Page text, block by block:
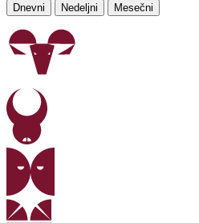
Dnevni Nedeljni Mesečni